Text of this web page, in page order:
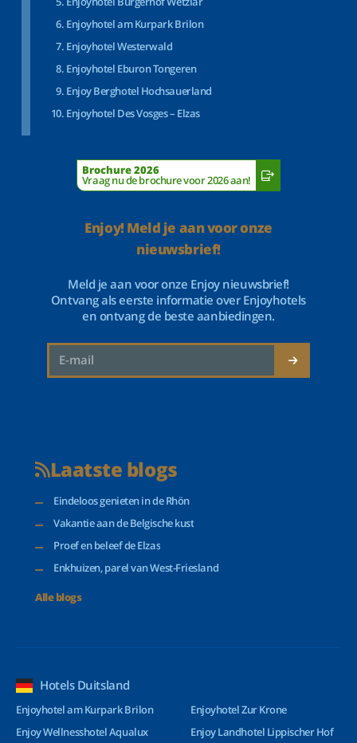
Enjoyhotel am Kurpark Brilon
Enjoyhotel Westerwald
Enjoyhotel Eburon Tongeren
Enjoy Berghotel Hochsauerland
Enjoyhotel Des Vosges – Elzas
Brochure 2026
Vraag nu de brochure voor 2026 aan!
Enjoy! Meld je aan voor onze
nieuwsbrief!
Meld je aan voor onze Enjoy nieuwsbrief!
Ontvang als eerste informatie over Enjoyhotels
en ontvang de beste aanbiedingen.
Laatste blogs
Eindeloos genieten in de Rhön
Vakantie aan de Belgische kust
Proef en beleef de Elzas
Enkhuizen, parel van West-Friesland
Alle blogs
Hotels Duitsland
Enjoyhotel am Kurpark Brilon
Enjoy Wellnesshotel Aqualux
Enjoyhotel Zur Krone
Enjoy Landhotel Lippischer Hof